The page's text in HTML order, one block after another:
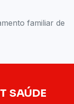
familiar de
SAÚDE